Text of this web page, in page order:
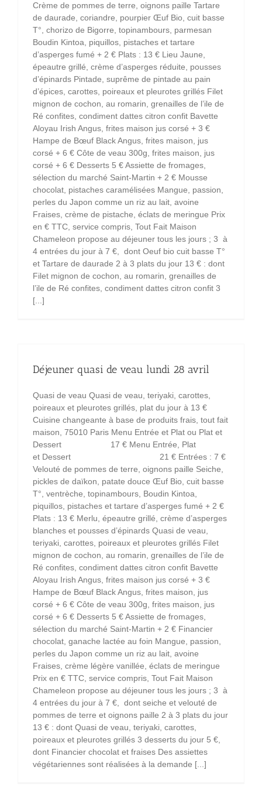
Crème de pommes de terre, oignons paille Tartare
de daurade, coriandre, pourpier Œuf Bio, cuit basse
T°, chorizo de Bigorre, topinambours, parmesan
Boudin Kintoa, piquillos, pistaches et tartare
d’asperges fumé + 2 € Plats : 13 € Lieu Jaune,
épeautre grillé, crème d’asperges réduite, pousses
d’épinards Pintade, suprême de pintade au pain
d’épices, carottes, poireaux et pleurotes grillés Filet
mignon de cochon, au romarin, grenailles de l’ile de
Ré confites, condiment dattes citron confit Bavette
Aloyau Irish Angus, frites maison jus corsé + 3 €
Hampe de Bœuf Black Angus, frites maison, jus
corsé + 6 € Côte de veau 300g, frites maison, jus
corsé + 6 € Desserts 5 € Assiette de fromages,
sélection du marché Saint-Martin + 2 € Mousse
chocolat, pistaches caramélisées Mangue, passion,
perles du Japon comme un riz au lait, avoine
Fraises, crème de pistache, éclats de meringue Prix
en € TTC, service compris, Tout Fait Maison
Chameleon propose au déjeuner tous les jours ; 3 à
4 entrées du jour à 7 €, dont Oeuf bio cuit basse T°
et Tartare de daurade 2 à 3 plats du jour 13 € : dont
Filet mignon de cochon, au romarin, grenailles de
l’ile de Ré confites, condiment dattes citron confit 3
[...]
Déjeuner quasi de veau lundi 28 avril
Quasi de veau Quasi de veau, teriyaki, carottes,
poireaux et pleurotes grillés, plat du jour à 13 €
Cuisine changeante à base de produits frais, tout fait
maison, 75010 Paris Menu Entrée et Plat ou Plat et
Dessert 17 € Menu Entrée, Plat
et Dessert 21 € Entrées : 7 €
Velouté de pommes de terre, oignons paille Seiche,
pickles de daïkon, patate douce Œuf Bio, cuit basse
T°, ventrèche, topinambours, Boudin Kintoa,
piquillos, pistaches et tartare d’asperges fumé + 2 €
Plats : 13 € Merlu, épeautre grillé, crème d’asperges
blanches et pousses d’épinards Quasi de veau,
teriyaki, carottes, poireaux et pleurotes grillés Filet
mignon de cochon, au romarin, grenailles de l’ile de
Ré confites, condiment dattes citron confit Bavette
Aloyau Irish Angus, frites maison jus corsé + 3 €
Hampe de Bœuf Black Angus, frites maison, jus
corsé + 6 € Côte de veau 300g, frites maison, jus
corsé + 6 € Desserts 5 € Assiette de fromages,
sélection du marché Saint-Martin + 2 € Financier
chocolat, ganache lactée au foin Mangue, passion,
perles du Japon comme un riz au lait, avoine
Fraises, crème légère vanillée, éclats de meringue
Prix en € TTC, service compris, Tout Fait Maison
Chameleon propose au déjeuner tous les jours ; 3 à
4 entrées du jour à 7 €, dont seiche et velouté de
pommes de terre et oignons paille 2 à 3 plats du jour
13 € : dont Quasi de veau, teriyaki, carottes,
poireaux et pleurotes grillés 3 desserts du jour 5 €,
dont Financier chocolat et fraises Des assiettes
végétariennes sont réalisées à la demande [...]